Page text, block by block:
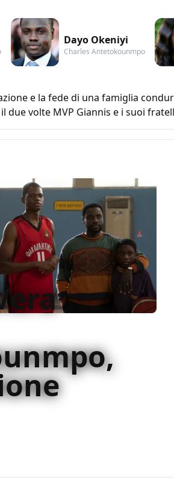
Dayo Okeniyi
Charles Antetokounmpo
e la fede di una famiglia
due volte MVP Giannis e i suoi